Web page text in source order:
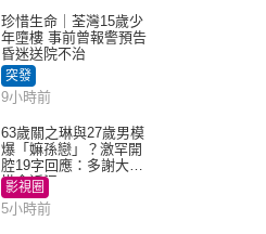
珍惜生命｜荃灣15歲少
年墮樓 事前曾報警預告
昏迷送院不治
突發
9小時前
63歲關之琳與27歲男模
爆「嫲孫戀」？激罕開
腔19字回應：多謝大家
掛念近況
影視圈
5小時前